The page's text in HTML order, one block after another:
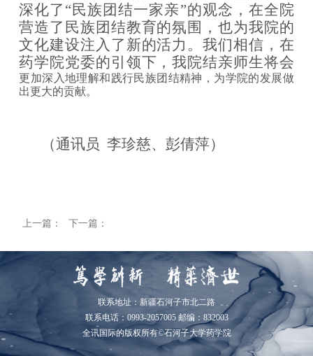
深化了 “民族团结一家亲”的观念，在全院
营造了民族团结教育的氛围，也为我院的
文化建设注入了新的活力。我们相信，在
药学院党委的引领下，我院结亲师生将会
更加深入地理解和践行民族团结精神，为学院的发展做
出更大的贡献。
（通讯员李珍慈、彭倩萍）
上一篇： 下一篇：
联系地址：新疆石河子市北二路
联系电话：0993-2057005 邮编：832003
全讯国际的版权所有©石河子大学药学院